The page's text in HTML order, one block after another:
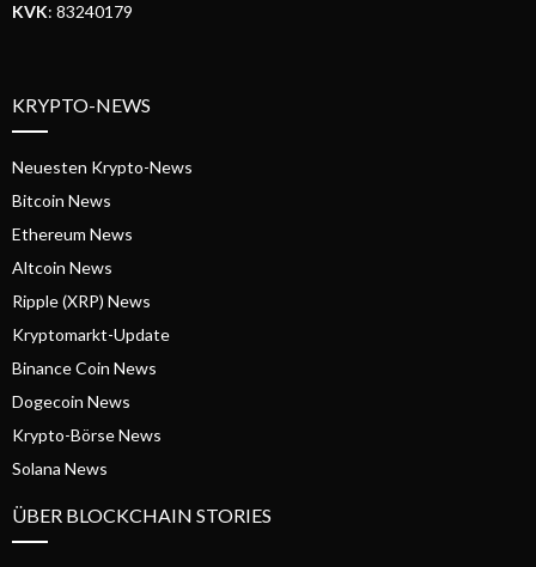
KVK: 83240179
KRYPTO-NEWS
Neuesten Krypto-News
Bitcoin News
Ethereum News
Altcoin News
Ripple (XRP) News
Kryptomarkt-Update
Binance Coin News
Dogecoin News
Krypto-Börse News
Solana News
ÜBER BLOCKCHAIN STORIES